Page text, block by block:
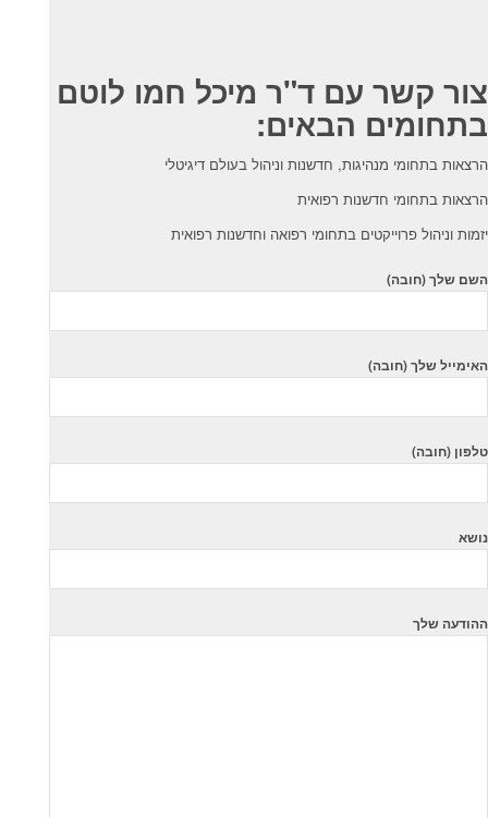
צור קשר עם ד"ר מיכל חמו לוטם
בתחומים הבאים:
הרצאות בתחומי מנהיגות, חדשנות וניהול בעולם דיגיטלי
הרצאות בתחומי חדשנות רפואית
יזמות וניהול פרוייקטים בתחומי רפואה וחדשנות רפואית
השם שלך (חובה)
האימייל שלך (חובה)
טלפון (חובה)
נושא
ההודעה שלך